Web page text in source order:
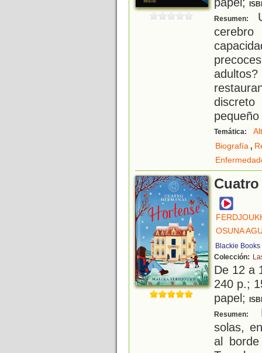
Resumen:
Temática:
Biografía,
OSUNA
Blackie Books
Colección:
De 12 a
240 p.;
papel;
Resumen:
solas,
al